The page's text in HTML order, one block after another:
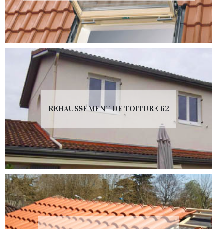
REHAUSSEMENT DE TOITURE 62